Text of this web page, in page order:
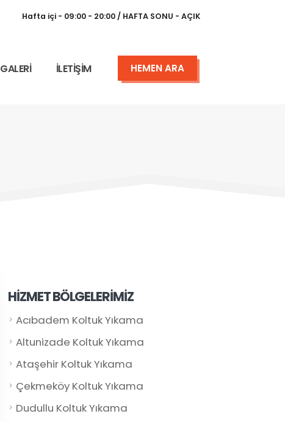
Hafta içi - 09:00 - 20:00 / HAFTA SONU - AÇIK
GALERİ İLETİŞİM HEMEN ARA
HİZMET BÖLGELERİMİZ
Acıbadem Koltuk Yıkama
Altunizade Koltuk Yıkama
Ataşehir Koltuk Yıkama
Çekmeköy Koltuk Yıkama
Dudullu Koltuk Yıkama